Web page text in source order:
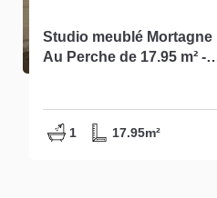
Studio meublé Mortagne
Au Perche de 17.95 m² -
1 17.95m²